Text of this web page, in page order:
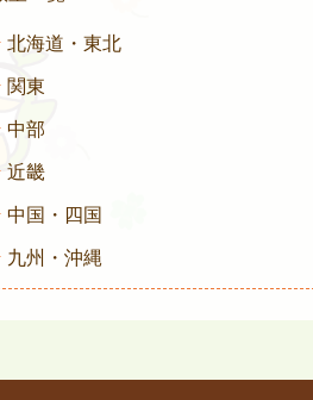
北海道・東北
関東
中部
近畿
中国・四国
九州・沖縄